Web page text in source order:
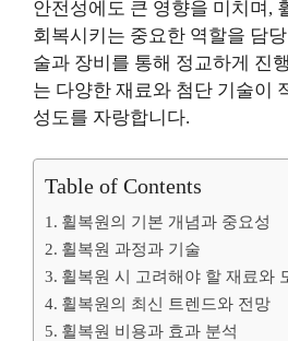
안전성에도 큰 영향을 미치며,
회복시키는 중요한 역할을 담
술과 장비를 통해 정교하게 진
는 다양한 재료와 첨단 기술이
성도를 자랑합니다.
Table of Contents
휠복원의 기본 개념과 중요성
휠복원 과정과 기술
휠복원 시 고려해야 할 재료와
휠복원의 최신 트렌드와 전망
휠복원 비용과 효과 분석